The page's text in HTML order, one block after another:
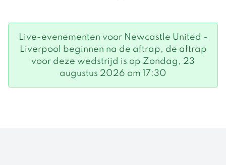
Live-evenementen voor Newcastle United -
Liverpool beginnen na de aftrap, de aftrap
voor deze wedstrijd is op Zondag, 23
augustus 2026 om 17:30